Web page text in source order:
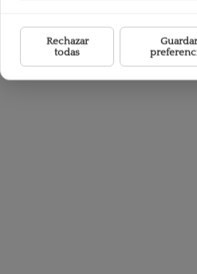
COLABORACIÓN DE LA FACULTAD DE
DE LA UNIVERSIDAD REY JUAN
Aviso legal|Configurar cookies
Rechazar
todas